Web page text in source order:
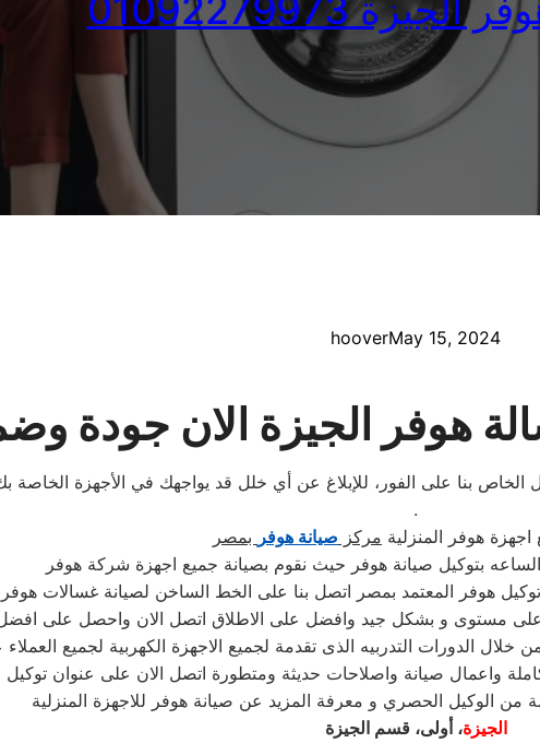
01092279973
hooverMay 15, 2024
هوفر الجيزة الان جودة
الخاص بنا على الفور، للإبلاغ عن أي خلل قد يواجهك في الأجهزة الخاصة
.
هوفر المنزلية مركز صيانة هوفر بمصر
بتوكيل صيانة هوفر حيث نقوم بصيانة جميع اجهزة شركة هوفر
اعلى مستوى و بشكل جيد وافضل على الاطلاق اتصل الان واحصل على
الدورات التدربيه الذى تقدمة لجميع الاجهزة الكهربية لجميع
واعمال صيانة واصلاحات حديثة ومتطورة اتصل الان على عنوان
من الوكيل الحصري و معرفة المزيد عن صيانة هوفر للاجهزة المنزلية
الجيزة، أولى، قسم الجيزة